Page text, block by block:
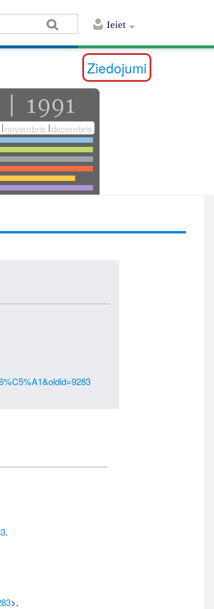
Ieiet
Ziedojumi
novembris decembris
.
>.